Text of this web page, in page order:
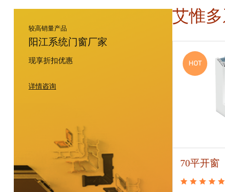
较高销量产品
阳江系统门窗厂家
现享折扣优惠
详情咨询
艾惟
HOT
88平开窗
HOT
70平开窗